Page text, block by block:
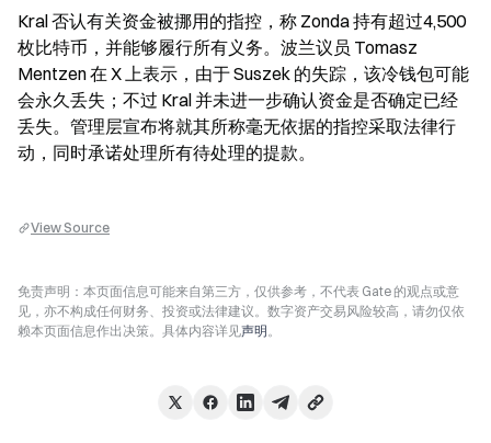
Kral 否认有关资金被挪用的指控，称 Zonda 持有超过4,500
枚比特币，并能够履行所有义务。波兰议员 Tomasz
Mentzen 在 X 上表示，由于 Suszek 的失踪，该冷钱包可能
会永久丢失；不过 Kral 并未进一步确认资金是否确定已经
丢失。管理层宣布将就其所称毫无依据的指控采取法律行
动，同时承诺处理所有待处理的提款。
View Source
免责声明：本页面信息可能来自第三方，仅供参考，不代表 Gate 的观点或意
见，亦不构成任何财务、投资或法律建议。数字资产交易风险较高，请勿仅依
赖本页面信息作出决策。具体内容详见声明。